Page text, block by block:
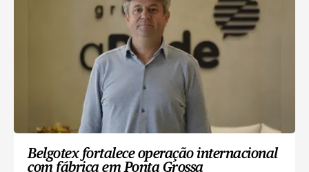
Belgotex fortalece operação internacional
com fábrica em Ponta Grossa